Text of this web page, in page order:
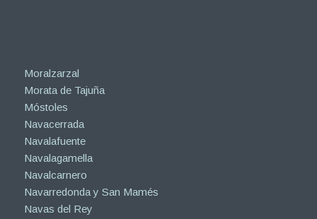
Moralzarzal
Morata de Tajuña
Móstoles
Navacerrada
Navalafuente
Navalagamella
Navalcarnero
Navarredonda y San Mamés
Navas del Rey